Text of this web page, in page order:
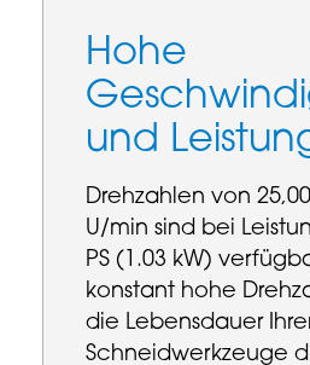
Hohe
und
Drehzahlen von
U/min sind bei
PS (1.03 kW)
konstant hohe
die Lebensdauer
Schneidwerkzeuge